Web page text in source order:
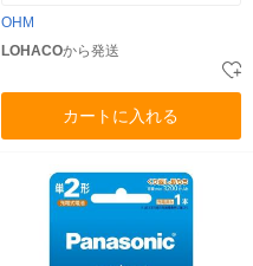
OHM
LOHACOから発送
カートに入れる